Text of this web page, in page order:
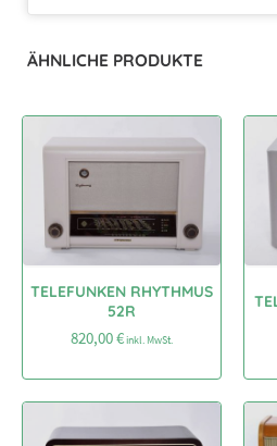
ÄHNLICHE PRODUKTE
TELEFUNKEN RHYTHMUS
52R
820,00€inkl. MwSt.